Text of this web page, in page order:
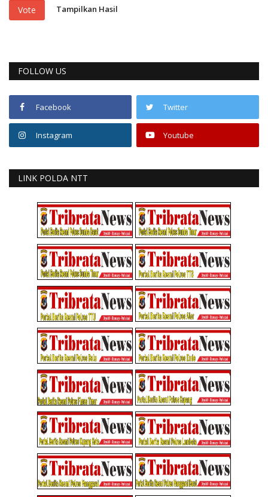
Vote Tampilkan Hasil
FOLLOW US
Facebook Twitter
Instagram Youtube
LINK POLDA NTT